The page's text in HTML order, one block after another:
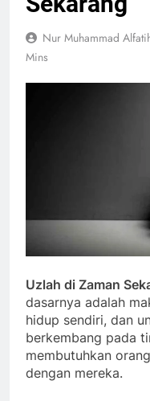
Nur Muhammad
Mins
Uzlah di Zaman
dasarnya adalah
hidup sendiri, dan
berkembang pada
membutuhkan
dengan mereka.